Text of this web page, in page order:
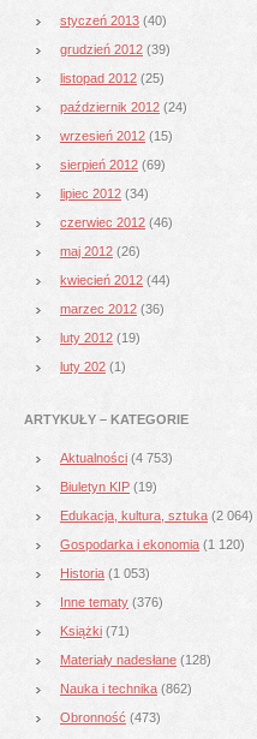
styczeń 2013 (40)
grudzień 2012 (39)
listopad 2012 (25)
październik 2012 (24)
wrzesień 2012 (15)
sierpień 2012 (69)
lipiec 2012 (34)
czerwiec 2012 (46)
maj 2012 (26)
kwiecień 2012 (44)
marzec 2012 (36)
luty 2012 (19)
luty 202 (1)
ARTYKUŁY – KATEGORIE
Aktualności (4 753)
Biuletyn KIP (19)
Edukacja, kultura, sztuka (2 064)
Gospodarka i ekonomia (1 120)
Historia (1 053)
Inne tematy (376)
Książki (71)
Materiały nadesłane (128)
Nauka i technika (862)
Obronność (473)